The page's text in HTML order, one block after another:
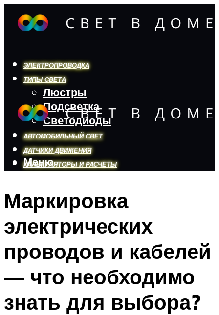
ЭЛЕКТРОПРОВОДКА
ТИПЫ СВЕТА
Люстры
Подсветка
Светодиоды
АВТОМОБИЛЬНЫЙ СВЕТ
ДАТЧИКИ ДВИЖЕНИЯ
КАЛЬКУЛЯТОРЫ И РАСЧЕТЫ
Меню
Меню
Маркировка
электрических
проводов и кабелей
— что необходимо
знать для выбора?